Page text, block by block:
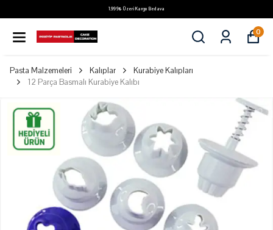
1.999₺ Üzeri Kargo Bedava
0
Pasta Malzemeleri Kalıplar
Kurabiye Kalıpları
12 Parça Basmalı Kurabiye Kalıbı